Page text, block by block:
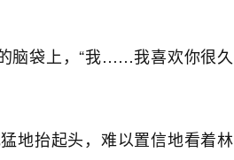
脑袋上，“我……我喜欢你很久
地抬起头，难以置信地看着林